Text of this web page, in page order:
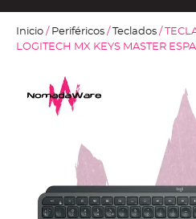
Inicio / Periféricos / Teclados /
LOGITECH MX KEYS MASTER